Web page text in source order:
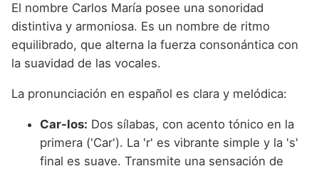
El nombre Carlos María posee una sonoridad
distintiva y armoniosa. Es un nombre de ritmo
equilibrado, que alterna la fuerza consonántica con
la suavidad de las vocales.
La pronunciación en español es clara y melódica:
Car-los: Dos sílabas, con acento tónico en la
primera ('Car'). La 'r' es vibrante simple y la 's'
final es suave. Transmite una sensación de